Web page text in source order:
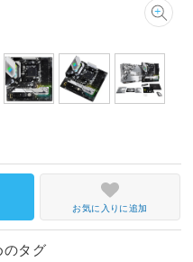
お気に入りに追加
のタグ